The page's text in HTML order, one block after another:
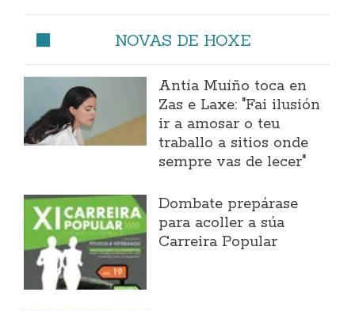
NOVAS DE HOXE
Antía Muíño toca en
Zas e Laxe: "Fai ilusión
ir a amosar o teu
traballo a sitios onde
sempre vas de lecer"
Dombate prepárase
para acoller a súa
Carreira Popular